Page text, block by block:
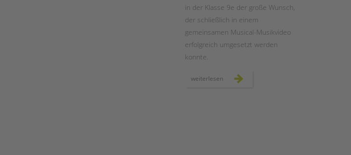
in der Klasse 9e der große Wunsch,
der schließlich in einem
gemeinsamen Musical-Musikvideo
erfolgreich umgesetzt werden
konnte.
weiterlesen „food